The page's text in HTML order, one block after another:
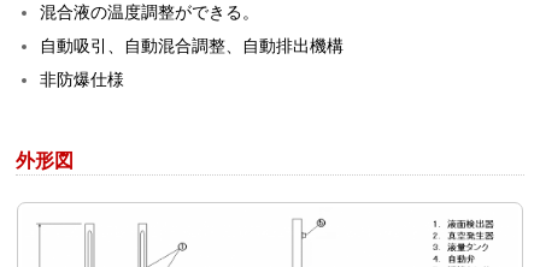
混合液の温度調整ができる。
自動吸引、自動混合調整、自動排出機構
非防爆仕様
外形図